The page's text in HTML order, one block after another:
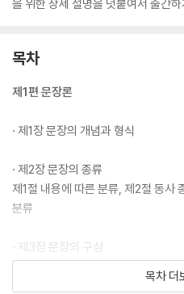
을 위한 상세 설명을 덧붙여서 출간하
목차
제1편 문장론
· 제1장 문장의 개념과 형식
· 제2장 문장의 종류
제1절 내용에 따른 분류, 제2절 동사
분류
· 제3장 문장의 구성
제1절 문장의 구성 요소 제2절 주어
제3절 주어와 동사의 순서, 도치(倒
목차 더